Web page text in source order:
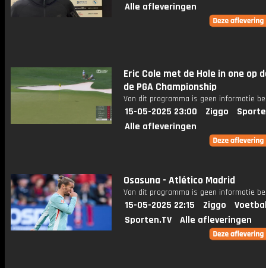
Alle afleveringen
Eric Cole met de Hole in one op
de PGA Championship
Van dit programma is geen informatie
15-05-2025 23:00 Ziggo
Alle afleveringen
Osasuna - Atlético Madrid
Van dit programma is geen informatie
15-05-2025 22:15 Ziggo
Sporten.TV
Alle afleveringen